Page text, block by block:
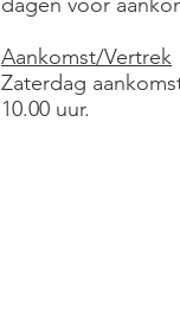
Aankomst/Vertrek
Zaterdag
10.00 uur.